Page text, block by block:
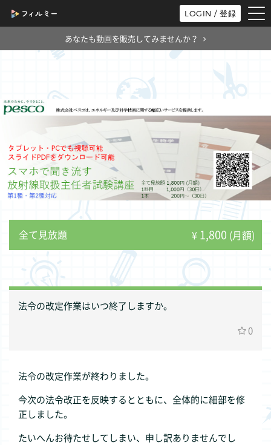
LOGIN / 登録
あなたも動画を販売してみませんか？
全て見放題 ¥ 1,800 (月額)
法令の改定作業はいつ終了しますか。
0
法令の改定作業が終わりました。
今次の法令改正を反映するとともに、全体的に細部を修
正しました。
たいへんお待たせしてしまい、申し訳ありませんでし